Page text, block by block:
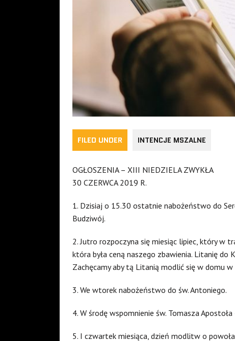
FILED UNDER INTENCJE MSZALNE
OGŁOSZENIA – XIII NIEDZIELA ZWYKŁA
30 CZERWCA 2019 R.
1. Dzisiaj o 15.30 ostatnie nabożeństwo do
Budziwój.
2. Jutro rozpoczyna się miesiąc lipiec, który w
która była ceną naszego zbawienia. Litanię do
Zachęcamy aby tą Litanią modlić się w domu
3. We wtorek nabożeństwo do św. Antoniego.
4. W środę wspomnienie św. Tomasza
5. I czwartek miesiąca, dzień modlitw o